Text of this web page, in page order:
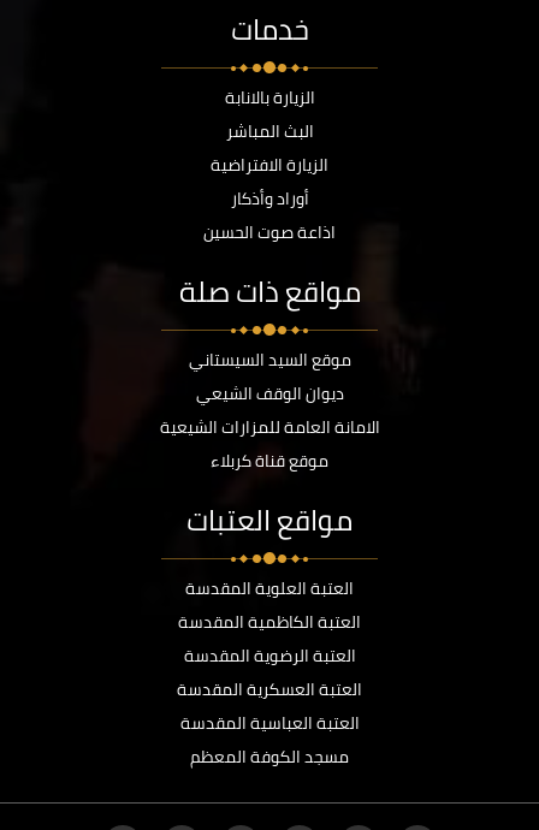
خدمات
الزيارة بالانابة
البث المباشر
الزيارة الافتراضية
أوراد وأذكار
اذاعة صوت الحسين
مواقع ذات صلة
موقع السيد السيستاني
ديوان الوقف الشيعي
الامانة العامة للمزارات الشيعية
موقع قناة كربلاء
مواقع العتبات
العتبة العلوية المقدسة
العتبة الكاظمية المقدسة
العتبة الرضوية المقدسة
العتبة العسكرية المقدسة
العتبة العباسية المقدسة
مسجد الكوفة المعظم